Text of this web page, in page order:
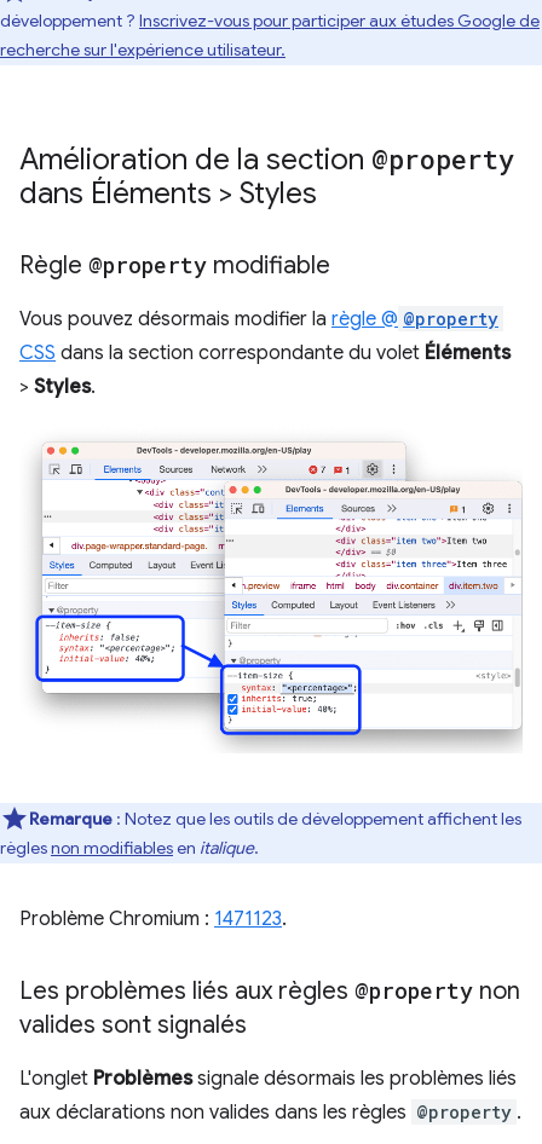
développement ? Inscrivez-vous pour participer aux études Google de
recherche sur l'expérience utilisateur.
Amélioration de la section @property
dans Éléments > Styles
Règle @property modifiable
Vous pouvez désormais modifier la règle @ @property
CSS dans la section correspondante du volet Éléments
> Styles.
Remarque : Notez que les outils de développement affichent les
règlesnon modifiablesen italique.
Problème Chromium : 1471123.
Les problèmes liés aux règles @property non
valides sont signalés
L'onglet Problèmessignale désormais les problèmes liés
aux déclarations non valides dans les règles @property .